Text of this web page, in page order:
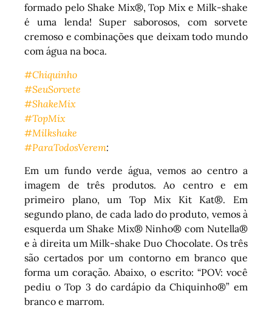
formado pelo Shake Mix®, Top Mix e Milk-shake
é uma lenda! Super saborosos, com sorvete
cremoso e combinações que deixam todo mundo
com água na boca.
#Chiquinho
#SeuSorvete
#ShakeMix
#TopMix
#Milkshake
#ParaTodosVerem:
Em um fundo verde água, vemos ao centro a
imagem de três produtos. Ao centro e em
primeiro plano, um Top Mix Kit Kat®. Em
segundo plano, de cada lado do produto, vemos à
esquerda um Shake Mix® Ninho® com Nutella®
e à direita um Milk-shake Duo Chocolate. Os três
são certados por um contorno em branco que
forma um coração. Abaixo, o escrito: “POV: você
pediu o Top 3 do cardápio da Chiquinho®” em
branco e marrom.